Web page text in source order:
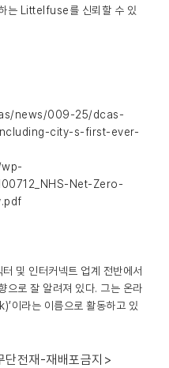
는 Littelfuse를 신뢰할 수 있
news/009-25/dcas-
city-s-first-ever-
Net-Zero-
및 인터커넥트 업계 전반에서
으로 잘 알려져 있다. 그는 온라
이라는 이름으로 활동하고 있
단전재-재배포금지>